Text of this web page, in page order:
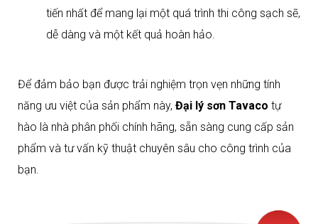
tiến nhất để mang lại một quá trình thi công sạch sẽ,
dễ dàng và một kết quả hoàn hảo.
Để đảm bảo bạn được trải nghiệm trọn vẹn những tính
năng ưu việt của sản phẩm này, Đại lý sơn Tavaco tự
hào là nhà phân phối chính hãng, sẵn sàng cung cấp sản
phẩm và tư vấn kỹ thuật chuyên sâu cho công trình của
bạn.